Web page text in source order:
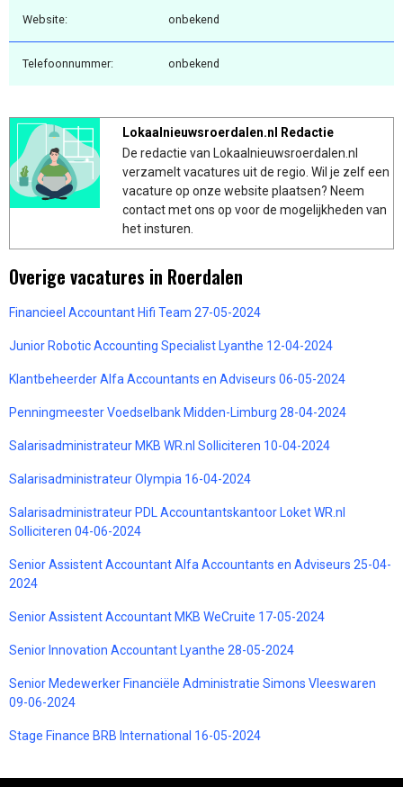
Website: onbekend
Telefoonnummer: onbekend
Lokaalnieuwsroerdalen.nl Redactie
De redactie van Lokaalnieuwsroerdalen.nl
verzamelt vacatures uit de regio. Wil je zelf een
vacature op onze website plaatsen? Neem
contact met ons op voor de mogelijkheden van
het insturen.
Overige vacatures in Roerdalen
Financieel Accountant Hifi Team 27-05-2024
Junior Robotic Accounting Specialist Lyanthe 12-04-2024
Klantbeheerder Alfa Accountants en Adviseurs 06-05-2024
Penningmeester Voedselbank Midden-Limburg 28-04-2024
Salarisadministrateur MKB WR.nl Solliciteren 10-04-2024
Salarisadministrateur Olympia 16-04-2024
Salarisadministrateur PDL Accountantskantoor Loket WR.nl
Solliciteren 04-06-2024
Senior Assistent Accountant Alfa Accountants en Adviseurs 25-04-
2024
Senior Assistent Accountant MKB WeCruite 17-05-2024
Senior Innovation Accountant Lyanthe 28-05-2024
Senior Medewerker Financiële Administratie Simons Vleeswaren
09-06-2024
Stage Finance BRB International 16-05-2024